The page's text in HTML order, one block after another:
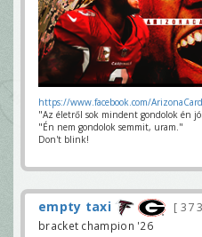
https://www.facebook.com/
"Az életről sok mindent gondolok én
"Én nem gondolok semmit, uram."
Don't blink!
empty taxi 37
bracket champion '26